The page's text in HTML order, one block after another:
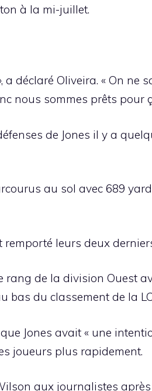
à la mi-juillet.
déclaré Oliveira. « On ne
nous sommes prêts pour
de Jones il y a
au sol avec 689
leurs deux
de la division Ouest
bas du classement de la
Jones avait « une
joueurs plus rapidement.
aux journalistes